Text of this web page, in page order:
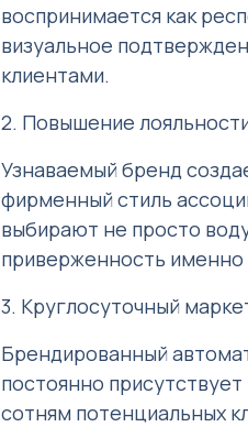
воспринимается как
визуальное
клиентами.
2. Повышение
Узнаваемый бренд
фирменный стиль
выбирают не просто
приверженность
3. Круглосуточный
Брендированный
постоянно
сотням потенциальных